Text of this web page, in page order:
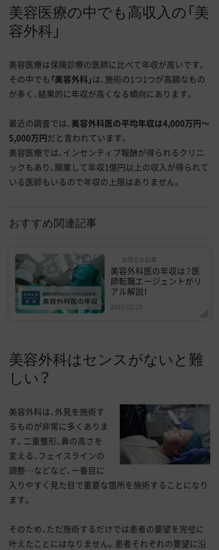
美容医療の中でも高収入の「美
容外科」
美容医療は保険診療の医師に比べて年収が高いです。
その中でも 「美容外科」 は、施術の1つ1つが高額なもの
が多く、結果的に年収が高くなる傾向にあります。
最近の調査では、 美容外科医の平均年収は4,000万円〜
5,000万円だと言われています。
美容医療では、インセンティブ報酬が得られるクリニ
ックもあり、開業して年収1億円以上の収入が得られて
いる医師もいるので年収の上限はありません。
おすすめ関連記事
お役立ち記事
美容外科医の年収は？医
師転職エージェントがリ
アル解説！
2025/02/20
美容外科はセンスがないと難
しい？
美容外科は、外見を施術す
るものが非常に多くありま
す。二重整形、鼻の高さを
変える、フェイスラインの
調整…などなど、一番目に
入りやすく見た目で重要な箇所を施術することになり
ます。
そのため、ただ施術するだけでは患者の要望を完璧に
叶えたことにはなりません。患者それぞれの要望に沿